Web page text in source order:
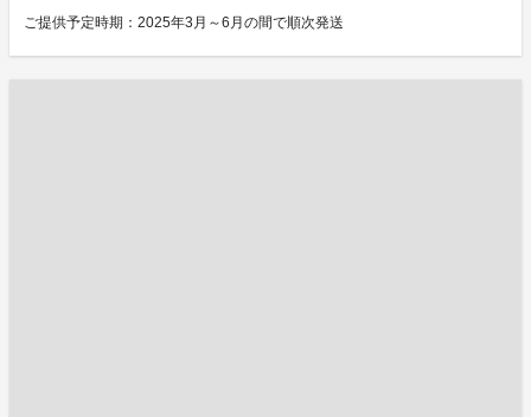
ご提供予定時期：2025年3月～6月の間で順次発送